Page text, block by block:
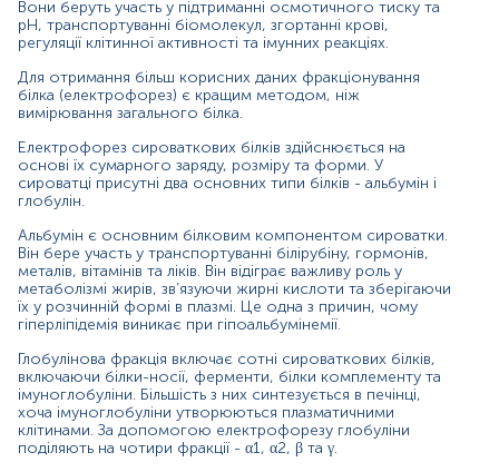
захворювання печінки (цироз, гепатит);
порушення всмоктування речовин в шлунково-
кишковому тракті (синдром мальабсорбції);
підозра на множинну мієлому,
макроглобулінемію;
підвищення загального білка у сироватці;
деякі аутоімунні захворювання (гостра
вовчак);
запальні захворювання (пневмонія, холецистит,
гострий виразковий коліт);
хвороби, що супроводжуються нефротичним
синдромом (гломерулонефрит);
залізодефіцитна анемія.
Причини підвищення рівня:
Вони беруть участь у підтриманні осмотичного тиску та
pH, транспортуванні біомолекул, згортанні крові,
регуляції клітинної активності та імунних реакціях.
Для отримання більш корисних даних фракціонування
білка (електрофорез) є кращим методом, ніж
вимірювання загального білка.
Електрофорез сироваткових білків здійснюється на
основі їх сумарного заряду, розміру та форми. У
сироватці присутні два основних типи білків - альбумін і
глобулін.
Альбумін є основним білковим компонентом сироватки.
Він бере участь у транспортуванні білірубіну, гормонів,
металів, вітамінів та ліків. Він відіграє важливу роль у
метаболізмі жирів, зв’язуючи жирні кислоти та зберігаючи
їх у розчинній формі в плазмі. Це одна з причин, чому
гіперліпідемія виникає при гіпоальбумінемії.
Глобулінова фракція включає сотні сироваткових білків,
включаючи білки-носії, ферменти, білки комплементу та
імуноглобуліни. Більшість з них синтезується в печінці,
хоча імуноглобуліни утворюються плазматичними
клітинами. За допомогою електрофорезу глобуліни
поділяють на чотири фракції - α1, α2, β та γ.